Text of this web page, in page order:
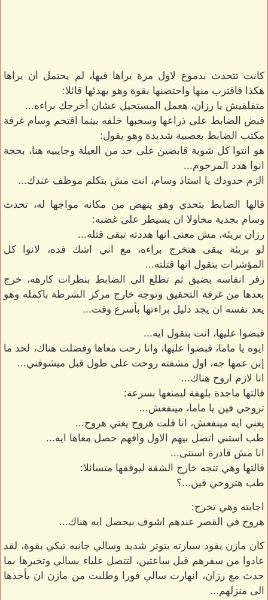
كانت تتحدث بدموع لاول مرة يراها فيها، لم يحتمل ان يراها
هكذا فاقترب منها واحتضنها بقوة وهو يهدئها قائلا:
متقلقيش يا رزان، هعمل المستحيل عشان أخرجك براءه...
قبض الضابط على ذراعها وسحبها خلفه بينما اقتحم وسام غرفة
مكتب الضابط بعصبية شديدة وهو يقول:
هو انتوا كل شوية قابضين على حد من العيلة وجايبيه هنا، بحجة
انوا هدد المرحوم...
الزم حدودك يا استاذ وسام، انت مش بتكلم موظف عندك...
قالها الضابط بتحدي وهو ينهض من مكانه مواجها له، تحدث
وسام بجدية محاولا ان يسيطر على غضبه:
رزان بريئة، مش معنى انها هددته تبقى قتله...
لو بريئة يبقى هتخرج براءه، مع اني اشك فده، لانوا كل
المؤشرات بتقول انها قتلته...
زفر انفاسه بضيق ثم تطلع الى الضابط بنظرات كارهه، خرج
بعدها من غرفة التحقيق وتوجه خارج مركز الشرطة باكمله وهو
يعد نفسه ان يجد دليل براءتها بأسرع وقت...
قبضوا عليها، انت بتقول ايه...
ايوه يا ماما، قبضوا عليها، وانا رحت معاها وفضلت هناك، لحد ما
إبن عمها جه، اول مشفته روحت على طول قبل ميشوفني...
انا لازم اروح هناك...
قالتها ماجدة بلهفة ليمنعها بسرعة:
تروحي فين يا ماما، مينفعش...
يعني ايه مينفعش، انا قلت هروح يعني هروح...
طب استني اتصل بيهم الاول وافهم حصل معاها ايه...
انا مش قادرة استنى...
قالتها وهي تتجه خارج الشقة ليوقفها متسائلا:
طب هتروحي فين...؟
اجابته وهي تخرج:
هروح في القصر عندهم اشوف بيحصل ايه هناك...
كان مازن يقود سيارته بتوتر شديد وسالي جانبه تبكي بقوة، لقد
عادوا من سفرهم قبل ساعتين، لتتصل علياء بسالي وتخبرها بما
حدث مع رزان، انهارت سالي فورا وطلبت من مازن ان يأخذها
الى منزلهم...